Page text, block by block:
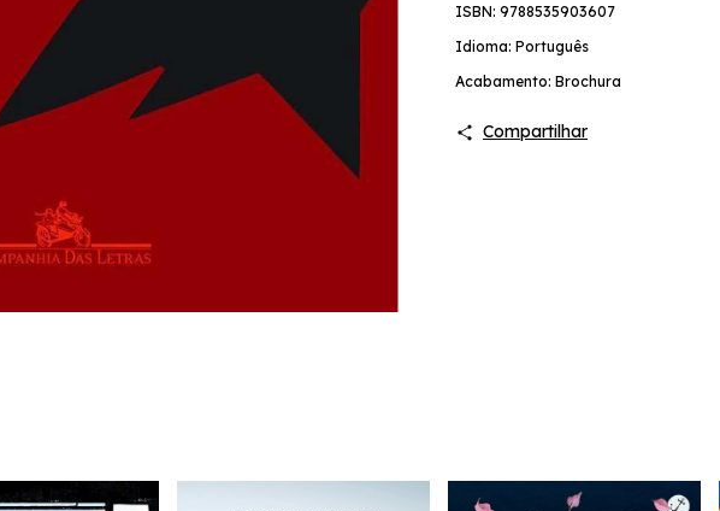
ISBN: 9788535903607
Idioma: Português
Acabamento: Brochura
Compartilhar